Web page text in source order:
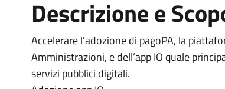
Descrizione e
Accelerare l'adozione di pagoPA, la
Amministrazioni, e dell’app IO quale
servizi pubblici digitali.